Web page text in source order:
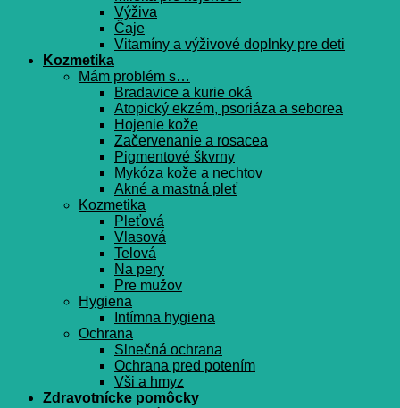
Výživa
Čaje
Vitamíny a výživové doplnky pre deti
Kozmetika
Mám problém s…
Bradavice a kurie oká
Atopický ekzém, psoriáza a seborea
Hojenie kože
Začervenanie a rosacea
Pigmentové škvrny
Mykóza kože a nechtov
Akné a mastná pleť
Kozmetika
Pleťová
Vlasová
Telová
Na pery
Pre mužov
Hygiena
Intímna hygiena
Ochrana
Slnečná ochrana
Ochrana pred potením
Vši a hmyz
Zdravotnícke pomôcky